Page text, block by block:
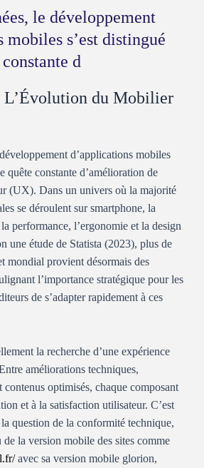
le développement
mobiles s’est distingué
d
du Mobilier
d’applications mobiles
quête constante d’amélioration de
(UX). Dans un univers où la majorité
se déroulent sur smartphone, la
performance, l’ergonomie et la design
une étude de Statista (2023), plus de
mondial provient désormais des
l’importance stratégique pour les
de s’adapter rapidement à ces
la recherche d’une expérience
améliorations techniques,
optimisés, chaque composant
et à la satisfaction utilisateur. C’est
question de la conformité technique,
la version mobile des sites comme
avec sa version mobile glorion,